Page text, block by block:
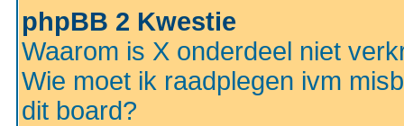
phpBB 2 Kwestie
Waarom is X onderdeel niet
Wie moet ik raadplegen ivm
dit board?